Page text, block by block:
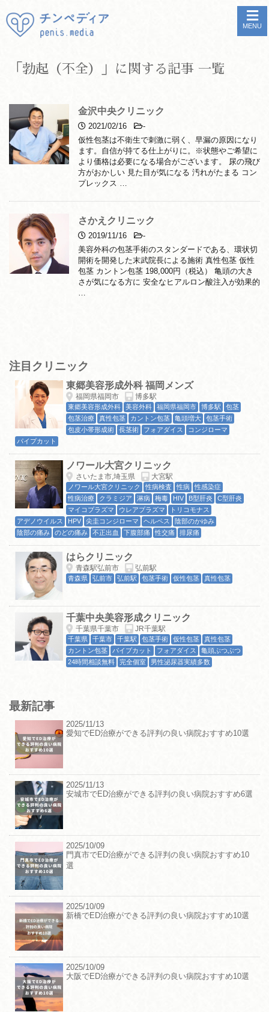
MENU
「勃起（不全）」に関する記事 一覧
金沢中央クリニック
2021/02/16
-
仮性包茎は不衛生で刺激に弱く、早漏の原因になり
ます。自信が持てる仕上がりに。※状態やご希望に
より価格は必要になる場合がございます。 尿の飛び
方がおかしい 見た目が気になる 汚れがたまる コン
プレックス …
さかえクリニック
2019/11/16
-
美容外科の包茎手術のスタンダードである、環状切
開術を開発した末武院長による施術 真性包茎 仮性
包茎 カントン包茎 198,000円（税込） 亀頭の大き
さが気になる方に 安全なヒアルロン酸注入が効果的
注目クリニック
東郷美容形成外科 福岡メンズ
福岡県福岡市 博多駅
東郷美容形成外科 美容外科 福岡県福岡市 博多駅
包茎
包茎治療
真性包茎 カントン包茎 亀頭増大
包茎手術
包皮小帯形成術
長茎術 フォアダイス
コンジローマ
パイプカット
ノワール大宮クリニック
さいたま市,埼玉県 大宮駅
ノワール大宮クリニック 性病検査 性病
性感染症
性病治療
クラミジア 淋病 梅毒 HIV B型肝炎
C型肝炎
マイコプラズマ
ウレアプラズマ
トリコモナス
アデノウイルス
HPV 尖圭コンジローマ ヘルペス
陰部のかゆみ
陰部の痛み
のどの痛み 不正出血 下腹部痛 性交痛 排尿痛
はらクリニック
青森駅弘前市 弘前駅
青森県 弘前市 弘前駅 包茎手術 仮性包茎 真性包茎
千葉中央美容形成クリニック
千葉県千葉市 JR千葉駅
千葉県 千葉市 千葉駅 包茎手術 仮性包茎
真性包茎
カントン包茎
パイプカット フォアダイス
亀頭ぶつぶつ
24時間相談無料
完全個室 男性泌尿器実績多数
最新記事
2025/11/13
愛知でED治療ができる評判の良い病院おすすめ10選
2025/11/13
安城市でED治療ができる評判の良い病院おすすめ6選
2025/10/09
門真市でED治療ができる評判の良い病院おすすめ10
選
2025/10/09
新橋でED治療ができる評判の良い病院おすすめ10選
2025/10/09
大阪でED治療ができる評判の良い病院おすすめ10選